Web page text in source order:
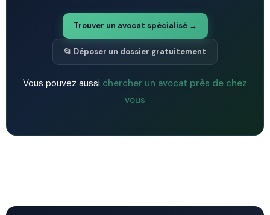
Trouver un avocat spécialisé →
📂 Déposer un dossier gratuitement
Vous pouvez aussi chercher un avocat près de chez
vous